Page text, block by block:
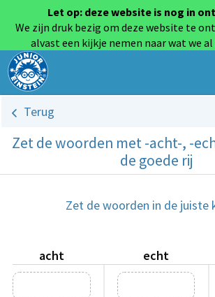
Let op: deze website is nog in
We zijn druk bezig om deze website te
alvast een kijkje nemen naar wat we
Terug
Zet de woorden met -acht-, -
de goede rij
Zet de woorden in de juiste
acht echt